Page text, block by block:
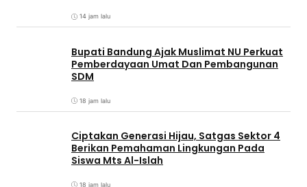
14 jam lalu
Bupati Bandung Ajak Muslimat NU Perkuat
Pemberdayaan Umat Dan Pembangunan
SDM
18 jam lalu
Ciptakan Generasi Hijau, Satgas Sektor 4
Berikan Pemahaman Lingkungan Pada
Siswa Mts Al-Islah
18 jam lalu